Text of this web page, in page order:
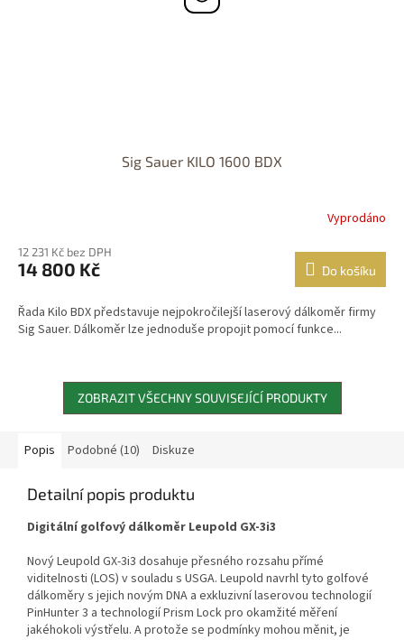
Sig Sauer KILO 1600 BDX
Vyprodáno
12 231 Kč bez DPH
14 800 Kč Do košíku
Řada Kilo BDX představuje nejpokročilejší laserový dálkoměr firmy
Sig Sauer. Dálkoměr lze jednoduše propojit pomocí funkce...
ZOBRAZIT VŠECHNY SOUVISEJÍCÍ PRODUKTY
Popis Podobné (10) Diskuze
Detailní popis produktu
Digitální golfový dálkoměr Leupold GX-3i3
Nový Leupold GX-3i3 dosahuje přesného rozsahu přímé
viditelnosti (LOS) v souladu s USGA. Leupold navrhl tyto golfové
dálkoměry s jejich novým DNA a exkluzivní laserovou technologií
PinHunter 3 a technologií Prism Lock pro okamžité měření
jakéhokoli výstřelu. A protože se podmínky mohou měnit, je